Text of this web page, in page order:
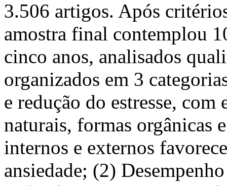
3.506 artigos. Após
amostra final contemplou
cinco anos, analisados
organizados em 3
e redução do estresse,
naturais, formas orgânicas
internos e externos
ansiedade; (2)